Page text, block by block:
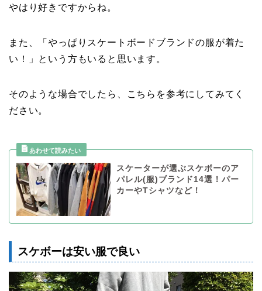
やはり好きですからね。
また、「やっぱりスケートボードブランドの服が着た
い！」という方もいると思います。
そのような場合でしたら、こちらを参考にしてみてく
ださい。
スケーターが選ぶスケボーのア
パレル(服)ブランド14選！パー
カーやTシャツなど！
スケボーは安い服で良い